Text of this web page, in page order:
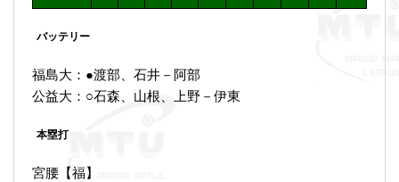
バッテリー
福島大：●渡部、石井－阿部
公益大：○石森、山根、上野－伊東
本塁打
宮腰【福】